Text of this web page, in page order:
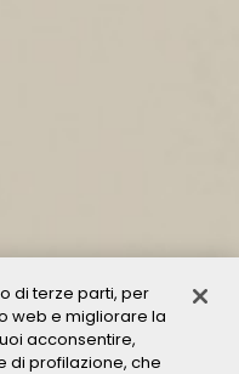
di terze parti, per
web e migliorare la
acconsentire,
di profilazione, che